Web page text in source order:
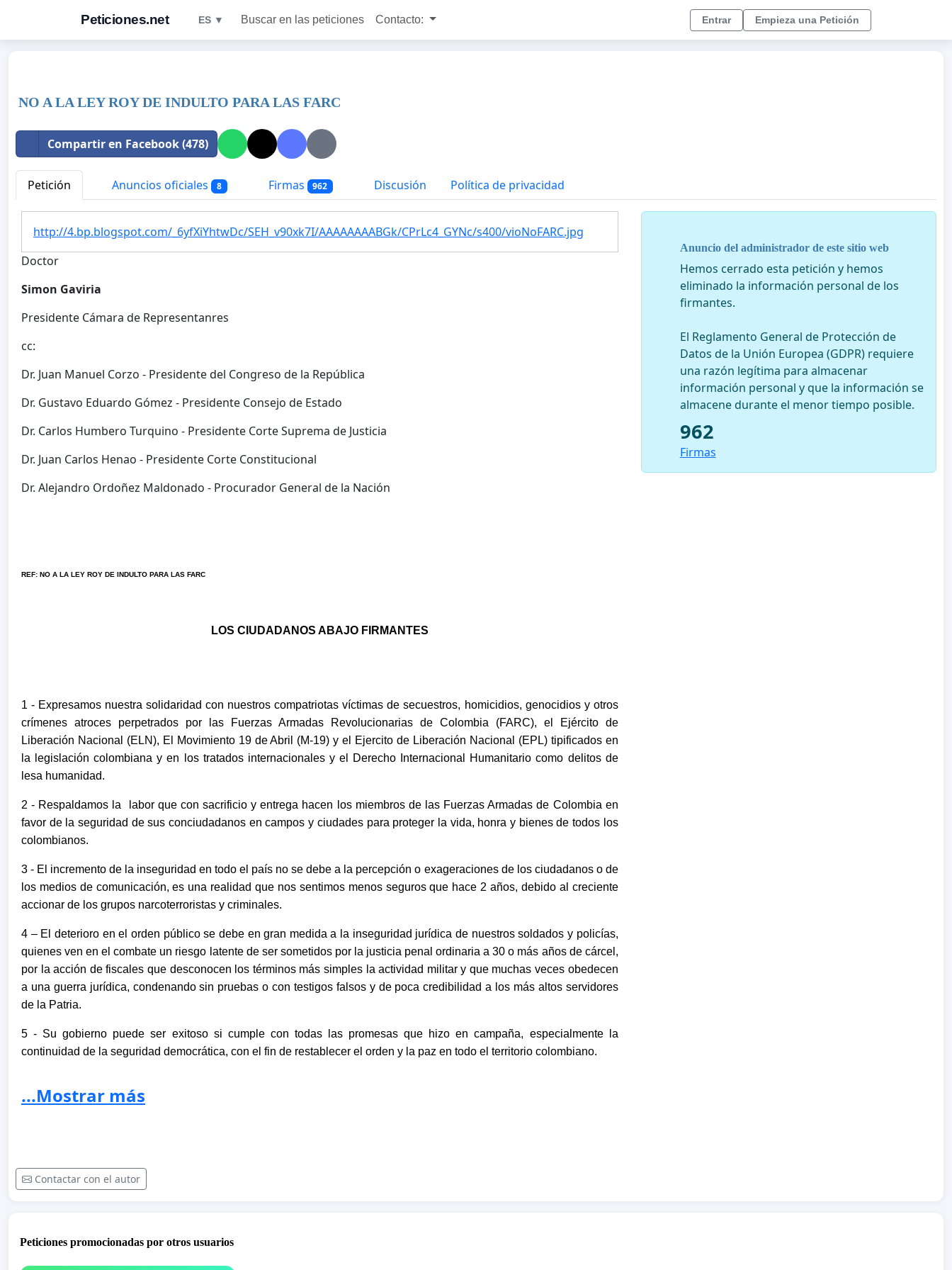
Peticiones.net ES ▼ Buscar en las peticiones Contacto: Entrar Empieza una Petición
NO A LA LEY ROY DE INDULTO PARA LAS FARC
Compartir en Facebook (478)
Petición Anuncios oficiales 8 Firmas 962 Discusión Política de privacidad
http://4.bp.blogspot.com/_6yfXiYhtwDc/SEH_v90xk7I/AAAAAAAABGk/CPrLc4_GYNc/s400/vioNoFARC.jpg
Doctor
Simon Gaviria
Presidente Cámara de Representanres
cc:
Dr. Juan Manuel Corzo - Presidente del Congreso de la República
Dr. Gustavo Eduardo Gómez - Presidente Consejo de Estado
Dr. Carlos Humbero Turquino - Presidente Corte Suprema de Justicia
Dr. Juan Carlos Henao - Presidente Corte Constitucional
Dr. Alejandro Ordoñez Maldonado - Procurador General de la Nación
REF: NO A LA LEY ROY DE INDULTO PARA LAS FARC
LOS CIUDADANOS ABAJO FIRMANTES
1 - Expresamos nuestra solidaridad con nuestros compatriotas víctimas de secuestros, homicidios, genocidios y otros
crímenes atroces perpetrados por las Fuerzas Armadas Revolucionarias de Colombia (FARC), el Ejército de
Liberación Nacional (ELN), El Movimiento 19 de Abril (M-19) y el Ejercito de Liberación Nacional (EPL) tipificados en
la legislación colombiana y en los tratados internacionales y el Derecho Internacional Humanitario como delitos de
lesa humanidad.
2 - Respaldamos la labor que con sacrificio y entrega hacen los miembros de las Fuerzas Armadas de Colombia en
favor de la seguridad de sus conciudadanos en campos y ciudades para proteger la vida, honra y bienes de todos los
colombianos.
3 - El incremento de la inseguridad en todo el país no se debe a la percepción o exageraciones de los ciudadanos o de
los medios de comunicación, es una realidad que nos sentimos menos seguros que hace 2 años, debido al creciente
accionar de los grupos narcoterroristas y criminales.
4 – El deterioro en el orden público se debe en gran medida a la inseguridad jurídica de nuestros soldados y policías,
quienes ven en el combate un riesgo latente de ser sometidos por la justicia penal ordinaria a 30 o más años de cárcel,
por la acción de fiscales que desconocen los términos más simples la actividad militar y que muchas veces obedecen
a una guerra jurídica, condenando sin pruebas o con testigos falsos y de poca credibilidad a los más altos servidores
de la Patria.
5 - Su gobierno puede ser exitoso si cumple con todas las promesas que hizo en campaña, especialmente la
continuidad de la seguridad democrática, con el fin de restablecer el orden y la paz en todo el territorio colombiano.
lesa humanidad, por lo cual sería inadmisible moral, política y jurídicamente que el Gobierno, en nombre del Estado y
cometidos durante más de seis décadas son actos de ferocidad y barbarie que no pueden ser olvidados ni mucho
...Mostrar más
Contactar con el autor
Anuncio del administrador de este sitio web
Hemos cerrado esta petición y hemos
eliminado la información personal de los
firmantes.
El Reglamento General de Protección de
Datos de la Unión Europea (GDPR) requiere
una razón legítima para almacenar
información personal y que la información se
almacene durante el menor tiempo posible.
962
Firmas
Peticiones promocionadas por otros usuarios